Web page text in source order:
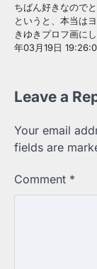
ちばん好きなので
というと、本当は
きゆきプロフ画に
年03月19日
Leave a
Your email
fields are
Comment *